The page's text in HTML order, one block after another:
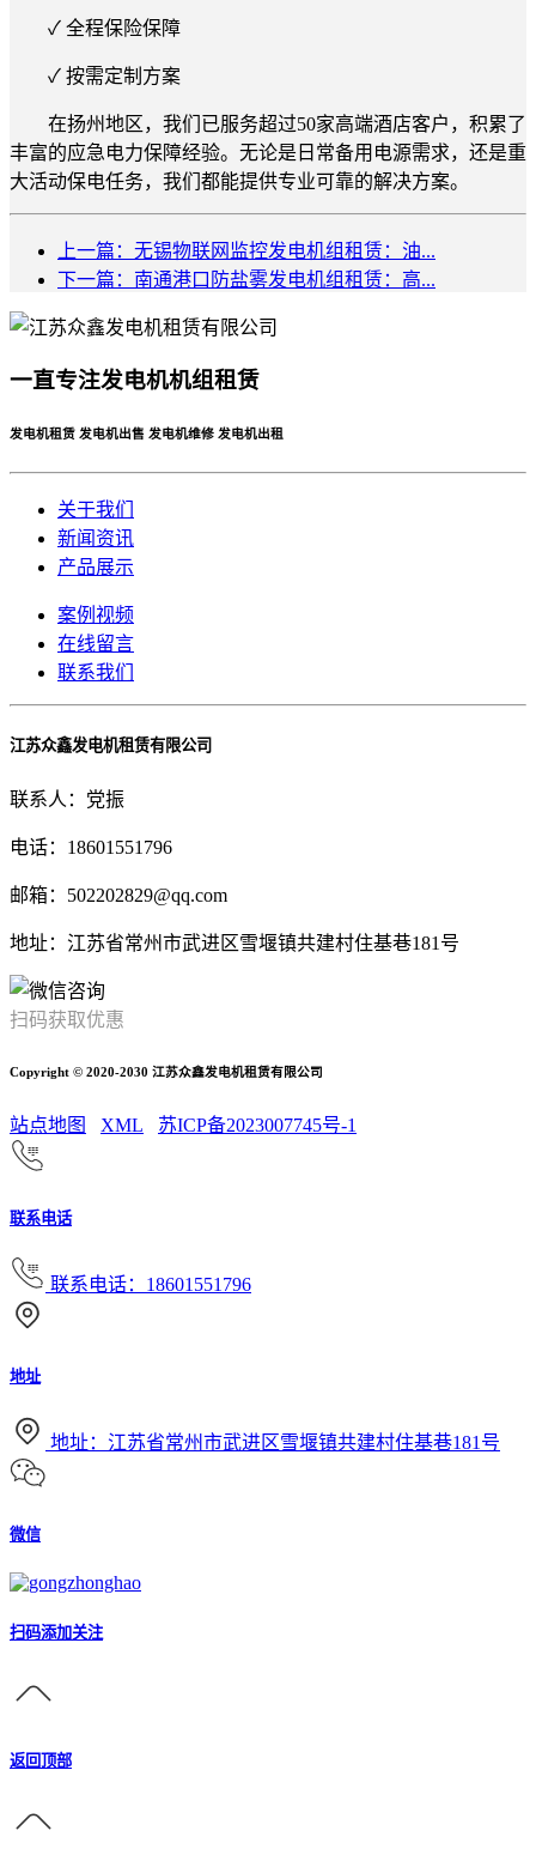
✓ 全程保险保障
✓ 按需定制方案
在扬州地区，我们已服务超过50家高端酒店客户，积累了
丰富的应急电力保障经验。无论是日常备用电源需求，还是重
大活动保电任务，我们都能提供专业可靠的解决方案。
上一篇：无锡物联网监控发电机组租赁：油...
下一篇：南通港口防盐雾发电机组租赁：高...
一直专注发电机机组租赁
发电机租赁 发电机出售 发电机维修 发电机出租
关于我们
新闻资讯
产品展示
案例视频
在线留言
联系我们
江苏众鑫发电机租赁有限公司
联系人：党振
电话：18601551796
邮箱：502202829@qq.com
地址：江苏省常州市武进区雪堰镇共建村住基巷181号
扫码获取优惠
Copyright © 2020-2030 江苏众鑫发电机租赁有限公司
站点地图 XML 苏ICP备2023007745号-1
联系电话
联系电话：18601551796
地址
地址：江苏省常州市武进区雪堰镇共建村住基巷181号
微信
扫码添加关注
返回顶部